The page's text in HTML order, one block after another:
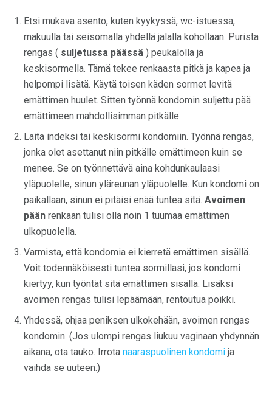
Etsi mukava asento, kuten kyykyssä, wc-istuessa,
makuulla tai seisomalla yhdellä jalalla kohollaan. Purista
rengas ( suljetussa päässä ) peukalolla ja
keskisormella. Tämä tekee renkaasta pitkä ja kapea ja
helpompi lisätä. Käytä toisen käden sormet levitä
emättimen huulet. Sitten työnnä kondomin suljettu pää
emättimeen mahdollisimman pitkälle.
Laita indeksi tai keskisormi kondomiin. Työnnä rengas,
jonka olet asettanut niin pitkälle emättimeen kuin se
menee. Se on työnnettävä aina kohdunkaulaasi
yläpuolelle, sinun yläreunan yläpuolelle. Kun kondomi on
paikallaan, sinun ei pitäisi enää tuntea sitä. Avoimen
pään renkaan tulisi olla noin 1 tuumaa emättimen
ulkopuolella.
Varmista, että kondomia ei kierretä emättimen sisällä.
Voit todennäköisesti tuntea sormillasi, jos kondomi
kiertyy, kun työntät sitä emättimen sisällä. Lisäksi
avoimen rengas tulisi lepäämään, rentoutua poikki.
Yhdessä, ohjaa peniksen ulkokehään, avoimen rengas
kondomin. (Jos ulompi rengas liukuu vaginaan yhdynnän
aikana, ota tauko. Irrota naaraspuolinen kondomi ja
vaihda se uuteen.)